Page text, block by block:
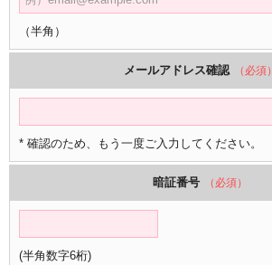
（半角）
メールアドレス確認 （必須）
* 確認のため、もう一度ご入力してください。
暗証番号 （必須）
(半角数字6桁)